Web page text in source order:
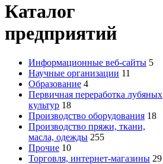
Каталог
предприятий
Информационные веб-сайты 5
Научные организации 11
Образование 4
Первичная переработка лубяных
культур 18
Производство оборудования 18
Производство пряжи, ткани,
масла, одежды 255
Прочие 10
Торговля, интернет-магазины 29